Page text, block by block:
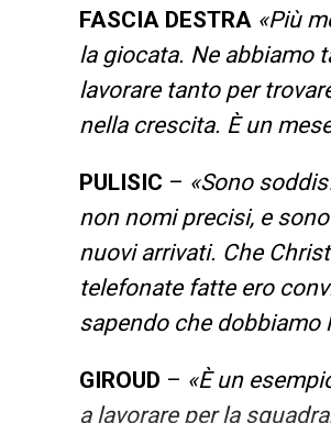
FASCIA DESTRA «Più
la giocata. Ne abbiamo
lavorare tanto per
nella crescita. È un
PULISIC – «Sono
non nomi precisi, e
nuovi arrivati. Che
telefonate fatte ero
sapendo che dobbiamo
GIROUD – «È un
a lavorare per la